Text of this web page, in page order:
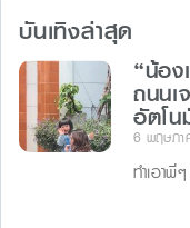
o
o
k
g
บันเทิงล่าสุด
“น้อง
ถนนเ
อัตโ
6 พฤษภ
ทำเอาพี่